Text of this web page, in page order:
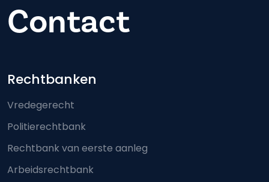
Contact
Footer-menu
Rechtbanken
Vredegerecht
Politierechtbank
Rechtbank van eerste aanleg
Arbeidsrechtbank